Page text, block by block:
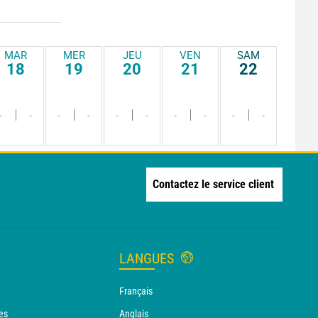
MAR
18
-
MER
19
- -
JEU
20
- -
VEN
21
- -
SAM
22
- -
Contactez le service client
LANGUES
Français
Anglais